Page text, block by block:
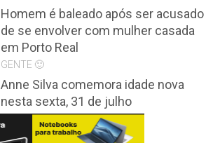
Homem é baleado após ser acusado
de se envolver com mulher casada
em Porto Real
GENTE 🙂
Anne Silva comemora idade nova
nesta sexta, 31 de julho